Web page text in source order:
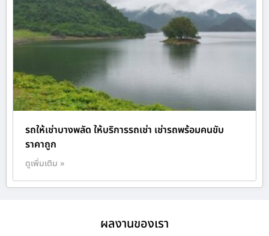
รถให้เช่าบางพลัด ให้บริการรถเช่า เช่ารถพร้อมคนขับ
ราคาถูก
ดูเพิ่มเติม »
ผลงานของเรา